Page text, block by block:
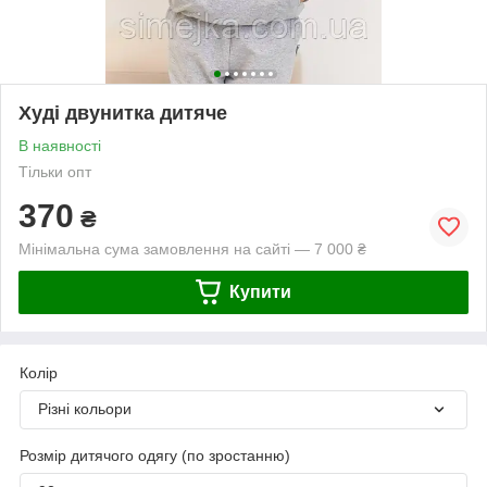
Худі двунитка дитяче
В наявності
Тільки опт
370 ₴
Мінімальна сума замовлення на сайті — 7 000 ₴
Купити
Колір
Різні кольори
Розмір дитячого одягу (по зростанню)